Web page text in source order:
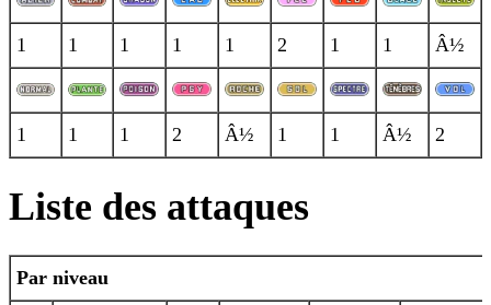
1 1 1 1 1 2 1 1 Â½
1 1 1 2 Â½ 1 1 Â½ 2
Liste des attaques
Par niveau